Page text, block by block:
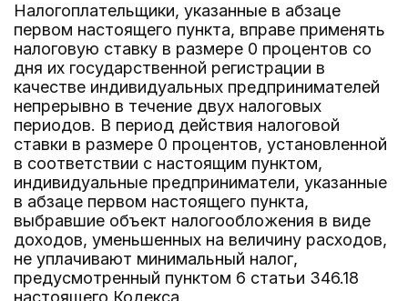
Налогоплательщики, указанные в абзаце
первом настоящего пункта, вправе применять
налоговую ставку в размере 0 процентов со
дня их государственной регистрации в
качестве индивидуальных предпринимателей
непрерывно в течение двух налоговых
периодов. В период действия налоговой
ставки в размере 0 процентов, установленной
в соответствии с настоящим пунктом,
индивидуальные предприниматели, указанные
в абзаце первом настоящего пункта,
выбравшие объект налогообложения в виде
доходов, уменьшенных на величину расходов,
не уплачивают минимальный налог,
предусмотренный пунктом 6 статьи 346.18
настоящего Кодекса.